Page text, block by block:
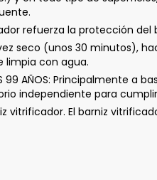
refuerza la protección
vez seco (unos 30
limpia con agua.
99 AÑOS: Principalmente
independiente para
vitrificador. El barniz